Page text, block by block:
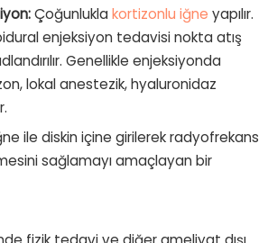
Çoğunlukla kortizonlu iğne yapılır.
enjeksiyon tedavisi nokta atış
Genellikle enjeksiyonda
lokal anestezik, hyaluronidaz
ile diskin içine girilerek radyofrekans
sağlamayı amaçlayan bir